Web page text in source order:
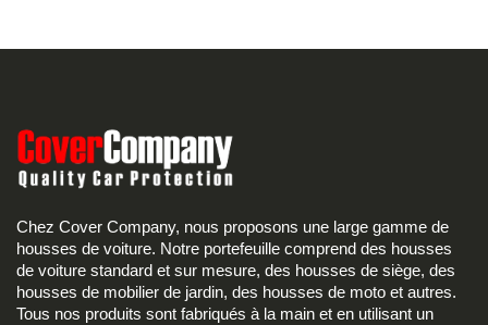
Chez Cover Company, nous proposons une large gamme de
housses de voiture. Notre portefeuille comprend des housses
de voiture standard et sur mesure, des housses de siège, des
housses de mobilier de jardin, des housses de moto et autres.
Tous nos produits sont fabriqués à la main et en utilisant un